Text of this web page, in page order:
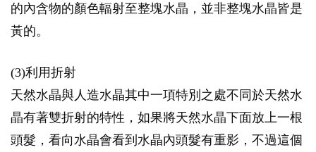
的內含物的顏色輻射至整塊水晶，並非整塊水晶皆是
黃的。
(3)利用折射
天然水晶與人造水晶其中一項特別之處不同於天然水
晶有著雙折射的特性，如果將天然水晶下面放上一根
頭髮，看向水晶會看到水晶內頭髮有重影，不過這個